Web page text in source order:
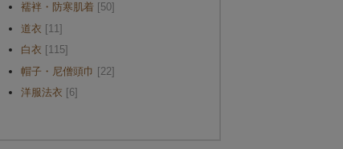
襦袢・防寒肌着 [50]
道衣 [11]
白衣 [115]
帽子・尼僧頭巾 [22]
洋服法衣 [6]